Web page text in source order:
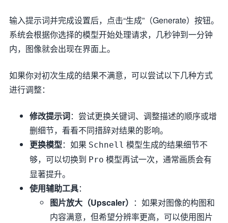
输入提示词并完成设置后，点击“生成”（Generate）按钮。
系统会根据你选择的模型开始处理请求，几秒钟到一分钟
内，图像就会出现在界面上。
如果你对初次生成的结果不满意，可以尝试以下几种方式
进行调整：
修改提示词：尝试更换关键词、调整描述的顺序或增
删细节，看看不同措辞对结果的影响。
更换模型：如果 Schnell 模型生成的结果细节不
够，可以切换到 Pro 模型再试一次，通常画质会有
显著提升。
使用辅助工具：
图片放大（Upscaler） ：如果对图像的构图和
内容满意，但希望分辨率更高，可以使用图片